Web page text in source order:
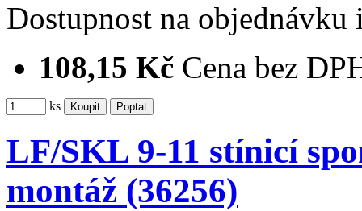
Dostupnost na objednávku
108,15 Kč Cena bez
ks
LF/SKL 9-11 stínicí
montáž (36256)